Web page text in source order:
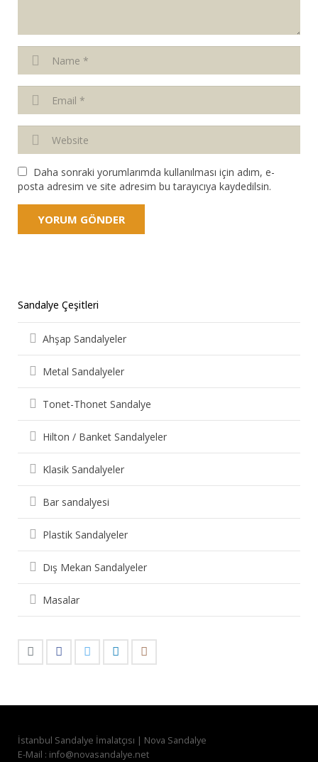
Daha sonraki yorumlarımda kullanılması için adım, e-
posta adresim ve site adresim bu tarayıcıya kaydedilsin.
Sandalye Çeşitleri
Ahşap Sandalyeler
Metal Sandalyeler
Tonet-Thonet Sandalye
Hilton / Banket Sandalyeler
Klasik Sandalyeler
Bar sandalyesi
Plastik Sandalyeler
Dış Mekan Sandalyeler
Masalar
İstanbul Sandalye İmalatçısı | Nova Sandalye
E-Mail : info@novasandalye.net